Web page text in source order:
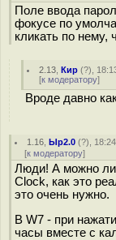
Поле ввода
фокусе по
кликать по нему,
2.13 ,Кир (?),
[к модератору]
Вроде давно
1.16 ,Ыр2.0 (?),
[к модератору]
Люди! А можно ли
Clock, как это
это очень нужно.
В W7 - при
часы вместе с